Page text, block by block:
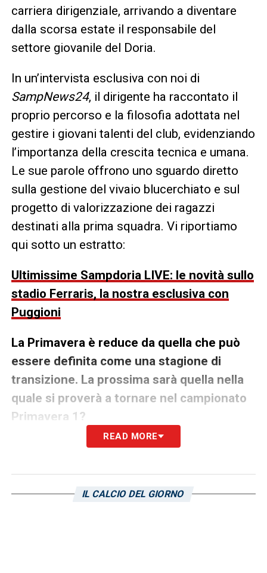
carriera dirigenziale, arrivando a diventare
dalla scorsa estate il responsabile del
settore giovanile del Doria.
In un’intervista esclusiva con noi di
SampNews24, il dirigente ha raccontato il
proprio percorso e la filosofia adottata nel
gestire i giovani talenti del club, evidenziando
l’importanza della crescita tecnica e umana.
Le sue parole offrono uno sguardo diretto
sulla gestione del vivaio blucerchiato e sul
progetto di valorizzazione dei ragazzi
destinati alla prima squadra. Vi riportiamo
qui sotto un estratto:
Ultimissime Sampdoria LIVE: le novità sullo
stadio Ferraris, la nostra esclusiva con
Puggioni
La Primavera è reduce da quella che può
essere definita come una stagione di
transizione. La prossima sarà quella nella
quale si proverà a tornare nel campionato
Primavera 1?
«La Primavera è una fucina di talenti per la
pari passo con il risultato sportivo. Faremo
READ MORE
IL CALCIO DEL GIORNO